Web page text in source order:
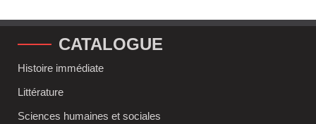
CATALOGUE
Histoire immédiate
Littérature
Sciences humaines et sociales